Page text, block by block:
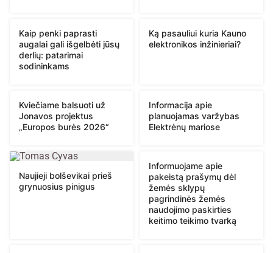
Kaip penki paprasti
augalai gali išgelbėti jūsų
derlių: patarimai
sodininkams
Ką pasauliui kuria Kauno
elektronikos inžinieriai?
Kviečiame balsuoti už
Jonavos projektus
„Europos burės 2026“
Informacija apie
planuojamas varžybas
Elektrėnų mariose
Naujieji bolševikai prieš
grynuosius pinigus
Informuojame apie
pakeistą prašymų dėl
žemės sklypų
pagrindinės žemės
naudojimo paskirties
keitimo teikimo tvarką